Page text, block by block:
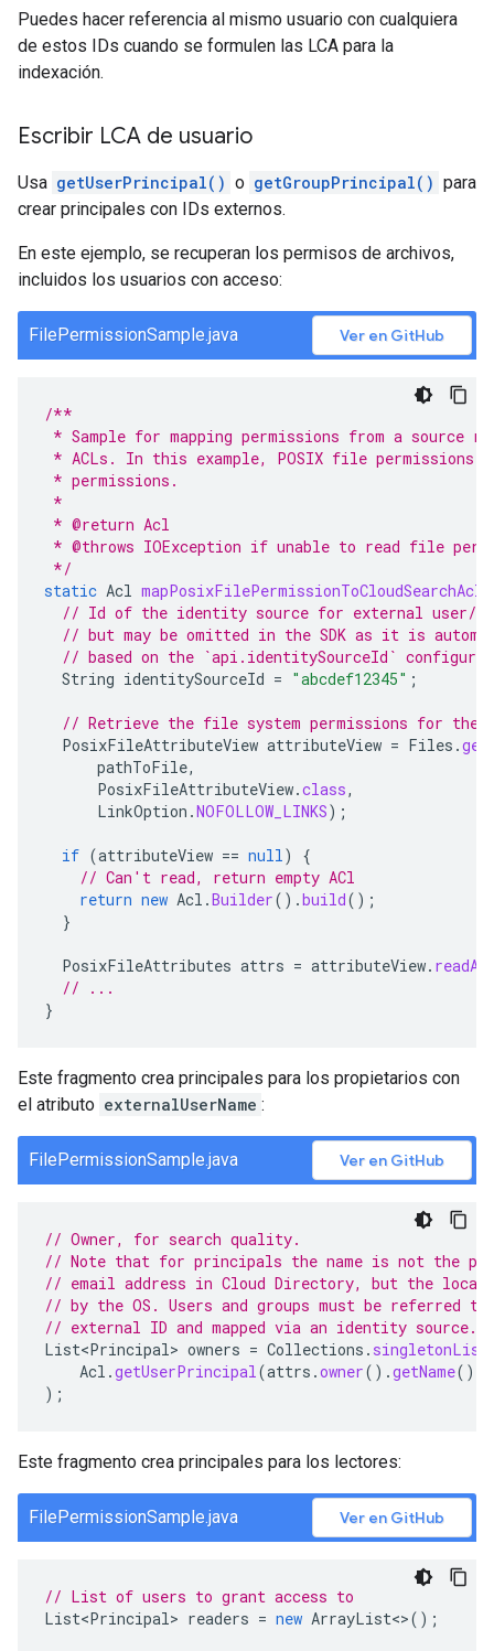
Puedes hacer referencia al mismo usuario con cualquiera
de estos IDs cuando se formulen las LCA para la
indexación.
Escribir LCA de usuario
Usa getUserPrincipal() o getGroupPrincipal() para
crear principales con IDs externos.
En este ejemplo, se recuperan los permisos de archivos,
incluidos los usuarios con acceso:
FilePermissionSample.java Ver en GitHub
/**
* Sample for mapping permissions from a source
* ACLs. In this example, POSIX file permissions
* permissions.
*
* @return Acl
* @throws IOException if unable to read file
*/
static Acl mapPosixFilePermissionToCloudSearchAcl
// Id of the identity source for external user/
// but may be omitted in the SDK as it is
// based on the `api.identitySourceId`
String identitySourceId = "abcdef12345" ;
// Retrieve the file system permissions for the
PosixFileAttributeView attributeView = Files .
pathToFile,
PosixFileAttributeView.class,
LinkOption .NOFOLLOW_LINKS);
if (attributeView == null)
{
// Can't read, return empty ACl
return new Acl .Builder().build();
}
PosixFileAttributes attrs = attributeView.
// ...
}
Este fragmento crea principales para los propietarios con
el atributo externalUserName :
FilePermissionSample.java Ver en GitHub
// Owner, for search quality.
// Note that for principals the name is not the
// email address in Cloud Directory, but the local
// by the OS. Users and groups must be referred
// external ID and mapped via an identity source.
List<Principal> owners = Collections . singletonList
Acl .getUserPrincipal(attrs .owner().getName(),
);
Este fragmento crea principales para los lectores:
FilePermissionSample.java Ver en GitHub
// List of users to grant access to
List<Principal> readers = new ArrayList<>();